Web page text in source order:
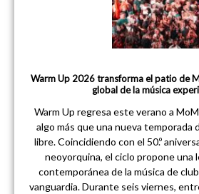
Warm Up 2026 transforma el patio de
global de la música
Warm Up regresa este verano a
algo más que una nueva temporada
libre. Coincidiendo con el 50.º
neoyorquina, el ciclo propone una
contemporánea de la música de
vanguardia. Durante seis viernes,